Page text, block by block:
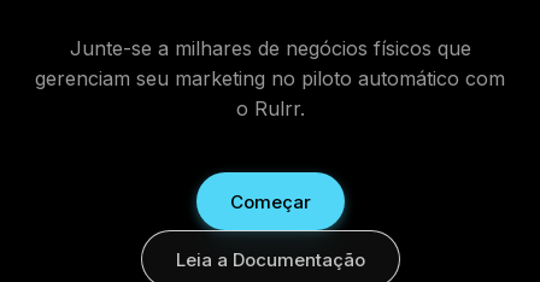
Junte-se a milhares de negócios físicos que
gerenciam seu marketing no piloto automático com
o Rulrr.
Começar
Leia a Documentação